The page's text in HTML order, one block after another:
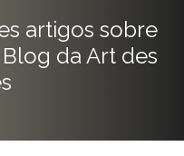
artigos sobre
da Art des